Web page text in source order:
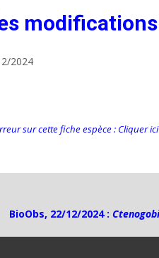
modifications
2024
sur cette fiche espèce : Cliquer
BioObs, 22/12/2024 :